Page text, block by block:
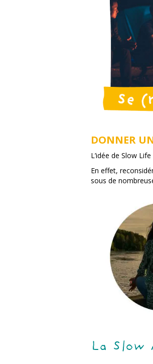
DONNER
L’idée de Slow
En effet,
sous de
La